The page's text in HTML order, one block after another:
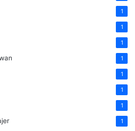
1
1
1
1
1
1
1
1